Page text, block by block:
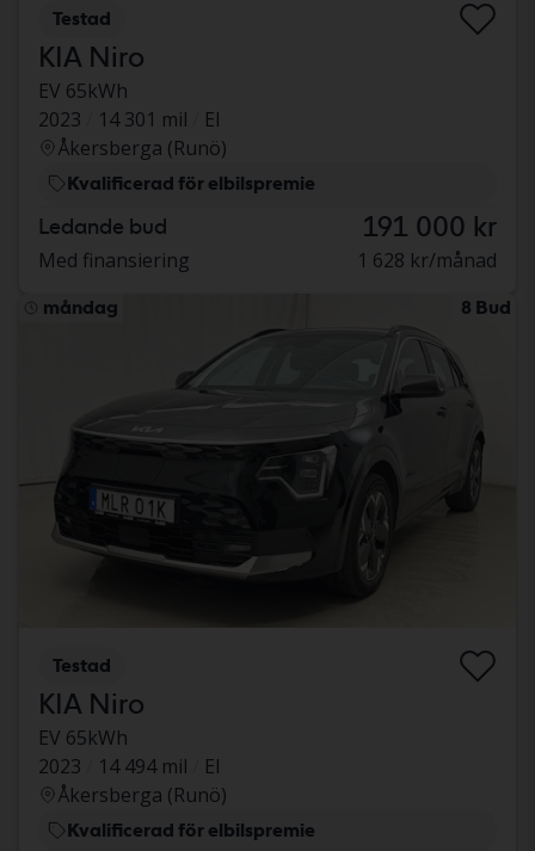
Testad
KIA Niro
EV 65kWh
2023
14 301 mil
El
Åkersberga (Runö)
Kvalificerad för elbilspremie
Ledande bud 191 000 kr
Med finansiering 1 628 kr/månad
måndag 8 Bud
Testad
KIA Niro
EV 65kWh
2023
14 494 mil
El
Åkersberga (Runö)
Kvalificerad för elbilspremie